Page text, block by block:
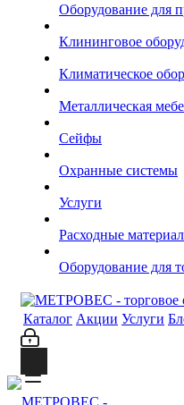
Оборудование для
Клининговое
Климатическое
Металлическая
Сейфы
Охранные системы
Услуги
Расходные
Оборудование для
Каталог Акции Услуги